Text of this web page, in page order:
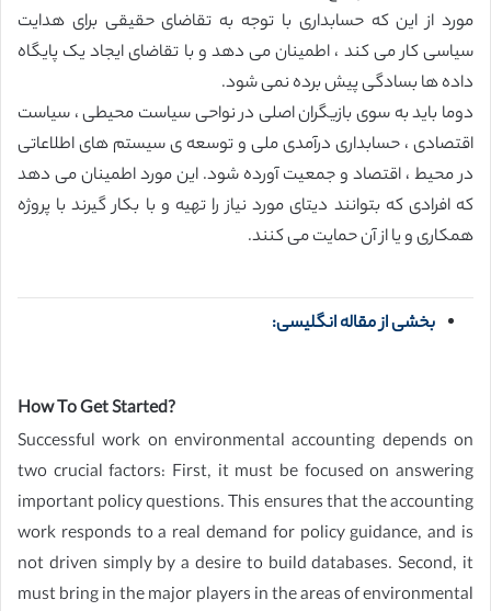
مورد از این که حسابداری با توجه به تقاضای حقیقی برای هدایت
سیاسی کار می کند ، اطمینان می دهد و با تقاضای ایجاد یک پایگاه
داده ها بسادگی پیش برده نمی شود.
دوما باید به سوی بازیگران اصلی در نواحی سیاست محیطی ، سیاست
اقتصادی ، حسابداری درآمدی ملی و توسعه ی سیستم های اطلاعاتی
در محیط ، اقتصاد و جمعیت آورده شود. این مورد اطمینان می دهد
که افرادی که بتوانند دیتای مورد نیاز را تهیه و با بکار گیرند با پروژه
همکاری و یا از آن حمایت می کنند.
بخشی از مقاله انگلیسی:
How To Get Started?
Successful work on environmental accounting depends on
two crucial factors: First, it must be focused on answering
important policy questions. This ensures that the accounting
work responds to a real demand for policy guidance, and is
not driven simply by a desire to build databases. Second, it
must bring in the major players in the areas of environmental